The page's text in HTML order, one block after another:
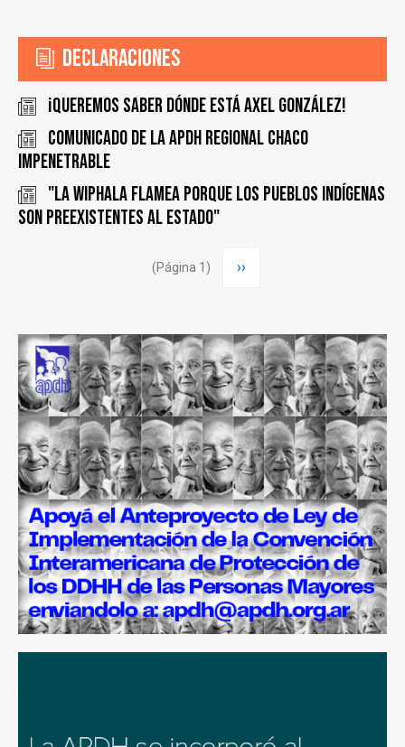
Declaraciones
¡Queremos saber dónde está Axel González!
COMUNICADO DE LA APDH REGIONAL CHACO
IMPENETRABLE
"La Wiphala flamea porque los pueblos indígenas
son preexistentes al estado"
(Página 1)
Siguiente
››